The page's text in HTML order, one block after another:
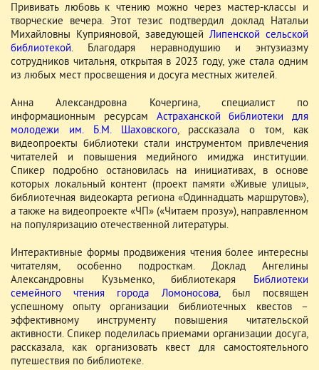
Прививать любовь к чтению можно через мастер-классы и
творческие вечера. Этот тезис подтвердил доклад Натальи
Михайловны Куприяновой, заведующей Липенской сельской
библиотекой. Благодаря неравнодушию и энтузиазму
сотрудников читальня, открытая в 2023 году, уже стала одним
из любых мест просвещения и досуга местных жителей.
Анна Александровна Кочергина, специалист по
информационным ресурсам Астраханской библиотеки для
молодежи им. Б.М. Шаховского, рассказала о том, как
видеопроекты библиотеки стали инструментом привлечения
читателей и повышения медийного имиджа институции.
Спикер подробно остановилась на инициативах, в основе
которых локальный контент (проект памяти «Живые улицы»,
библиотечная видеокарта региона «Одиннадцать маршрутов»),
а также на видеопроекте «ЧП» («Читаем прозу»), направленном
на популяризацию отечественной литературы.
Интерактивные формы продвижения чтения более интересны
читателям, особенно подросткам. Доклад Ангелины
Александровны Кузьменко, библиотекаря Библиотеки
семейного чтения города Ломоносова, был посвящен
успешному опыту организации библиотечных квестов –
эффективному инструменту повышения читательской
активности. Спикер поделилась приемами организации досуга,
рассказала, как организовать квест для самостоятельного
путешествия по библиотеке.